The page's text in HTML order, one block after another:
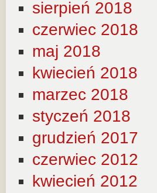
sierpień 2018
czerwiec 2018
maj 2018
kwiecień 2018
marzec 2018
styczeń 2018
grudzień 2017
czerwiec 2012
kwiecień 2012